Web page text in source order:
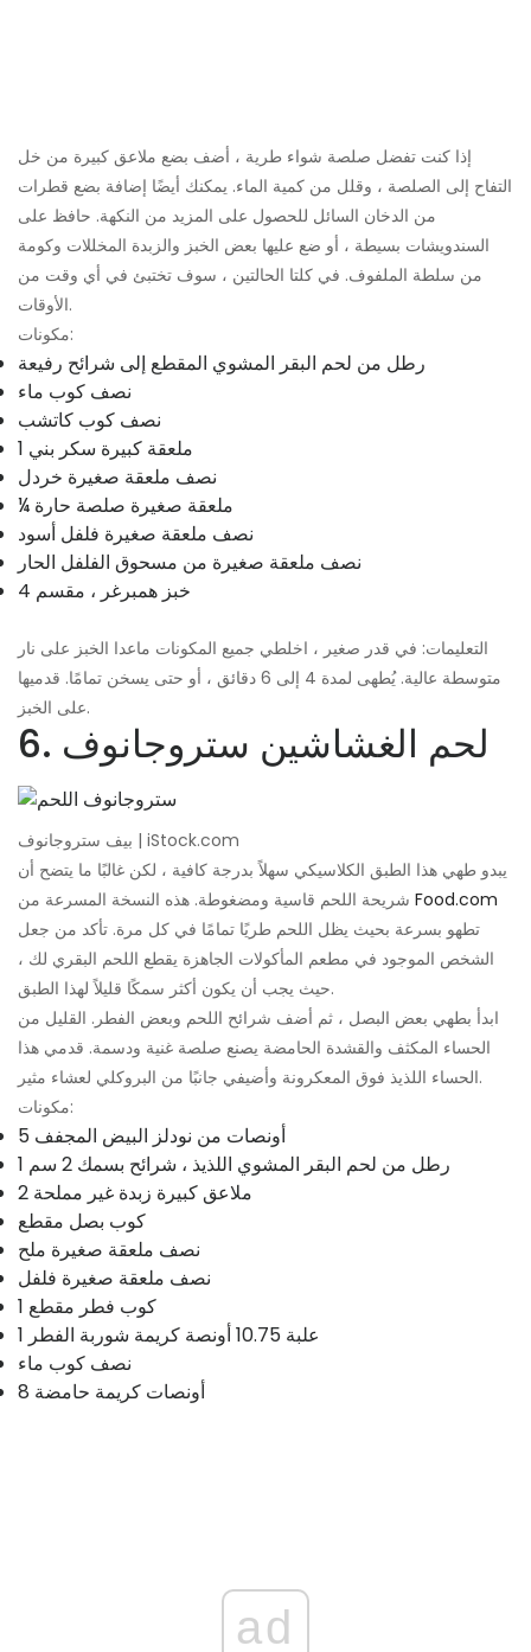
إذا كنت تفضل صلصة شواء طرية ، أضف بضع ملاعق كبيرة من خل
التفاح إلى الصلصة ، وقلل من كمية الماء. يمكنك أيضًا إضافة بضع قطرات
من الدخان السائل للحصول على المزيد من النكهة. حافظ على
السندويشات بسيطة ، أو ضع عليها بعض الخبز والزبدة المخللات وكومة
من سلطة الملفوف. في كلتا الحالتين ، سوف تختبئ في أي وقت من
الأوقات.
مكونات:
رطل من لحم البقر المشوي المقطع إلى شرائح رفيعة
نصف كوب ماء
نصف كوب كاتشب
1 ملعقة كبيرة سكر بني
نصف ملعقة صغيرة خردل
¼ ملعقة صغيرة صلصة حارة
نصف ملعقة صغيرة فلفل أسود
نصف ملعقة صغيرة من مسحوق الفلفل الحار
4 خبز همبرغر ، مقسم
التعليمات: في قدر صغير ، اخلطي جميع المكونات ماعدا الخبز على نار
متوسطة عالية. يُطهى لمدة 4 إلى 6 دقائق ، أو حتى يسخن تمامًا. قدميها
على الخبز.
6. لحم الغشاشين ستروجانوف
بيف ستروجانوف | iStock.com
يبدو طهي هذا الطبق الكلاسيكي سهلاً بدرجة كافية ، لكن غالبًا ما يتضح أن
Food.com
تطهو بسرعة بحيث يظل اللحم طريًا تمامًا في كل مرة. تأكد من جعل
الشخص الموجود في مطعم المأكولات الجاهزة يقطع اللحم البقري لك ،
حيث يجب أن يكون أكثر سمكًا قليلاً لهذا الطبق.
ابدأ بطهي بعض البصل ، ثم أضف شرائح اللحم وبعض الفطر. القليل من
الحساء المكثف والقشدة الحامضة يصنع صلصة غنية ودسمة. قدمي هذا
الحساء اللذيذ فوق المعكرونة وأضيفي جانبًا من البروكلي لعشاء مثير.
مكونات:
5 أونصات من نودلز البيض المجفف
1 رطل من لحم البقر المشوي اللذيذ ، شرائح بسمك 2 سم
2 ملاعق كبيرة زبدة غير مملحة
كوب بصل مقطع
نصف ملعقة صغيرة ملح
نصف ملعقة صغيرة فلفل
1 كوب فطر مقطع
1 علبة 10.75 أونصة كريمة شوربة الفطر
نصف كوب ماء
8 أونصات كريمة حامضة
ad